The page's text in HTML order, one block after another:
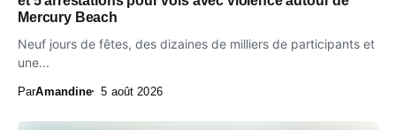
Mercury Beach
Neuf jours de fêtes, des dizaines de milliers de participants et
une...
ParAmandine 5 août 2026